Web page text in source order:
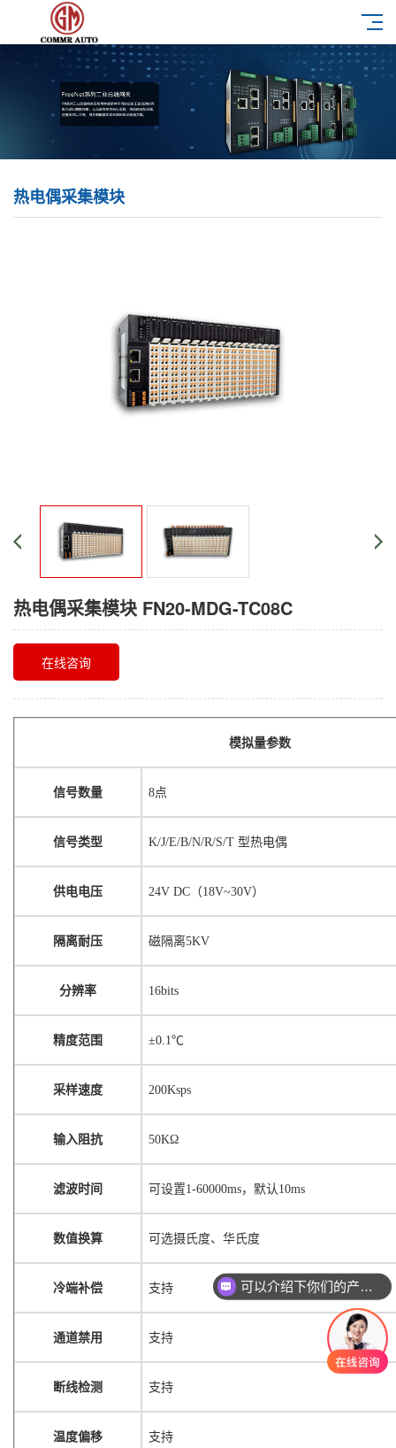
热电偶采集模块
热电偶采集模块 FN20-MDG-TC08C
在线咨询
模拟量参数
信号数量 8点
信号类型 K/J/E/B/N/R/S/T 型热电偶
供电电压 24V DC（18V~30V）
隔离耐压 磁隔离5KV
分辨率 16bits
精度范围 ±0.1℃
采样速度 200Ksps
输入阻抗 50KΩ
滤波时间 可设置1-60000ms，默认10ms
数值换算 可选摄氏度、华氏度
冷端补偿 支持
通道禁用 支持
断线检测 支持
温度偏移 支持
可以介绍下你们的产品么？